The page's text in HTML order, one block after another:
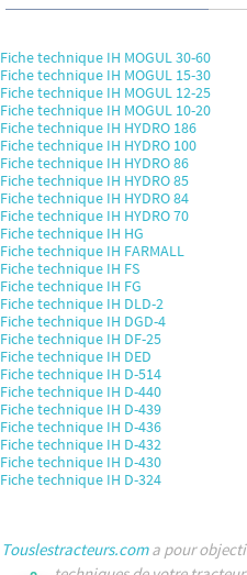
Fiche technique IH MOGUL 30-60
Fiche technique IH MOGUL 15-30
Fiche technique IH MOGUL 12-25
Fiche technique IH MOGUL 10-20
Fiche technique IH HYDRO 186
Fiche technique IH HYDRO 100
Fiche technique IH HYDRO 86
Fiche technique IH HYDRO 85
Fiche technique IH HYDRO 84
Fiche technique IH HYDRO 70
Fiche technique IH HG
Fiche technique IH FARMALL
Fiche technique IH FS
Fiche technique IH FG
Fiche technique IH DLD-2
Fiche technique IH DGD-4
Fiche technique IH DF-25
Fiche technique IH DED
Fiche technique IH D-514
Fiche technique IH D-440
Fiche technique IH D-439
Fiche technique IH D-436
Fiche technique IH D-432
Fiche technique IH D-430
Fiche technique IH D-324
Touslestracteurs.coma pour